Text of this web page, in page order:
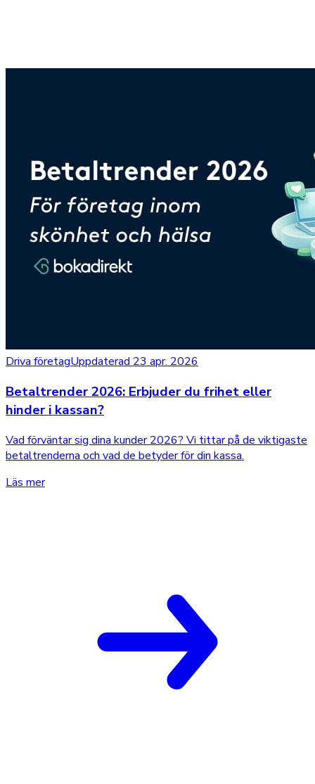
Driva företagUppdaterad 23 apr. 2026
Betaltrender 2026: Erbjuder du frihet eller
hinder i kassan?
Vad förväntar sig dina kunder 2026? Vi tittar på de viktigaste
betaltrenderna och vad de betyder för din kassa.
Läs mer